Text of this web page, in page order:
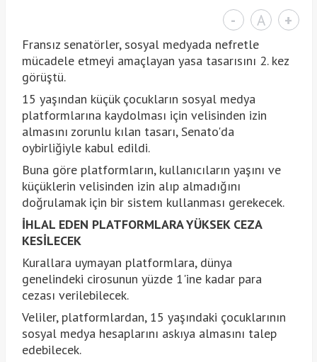
- A +
Fransız senatörler, sosyal medyada nefretle
mücadele etmeyi amaçlayan yasa tasarısını 2. kez
görüştü.
15 yaşından küçük çocukların sosyal medya
platformlarına kaydolması için velisinden izin
almasını zorunlu kılan tasarı, Senato'da
oybirliğiyle kabul edildi.
Buna göre platformların, kullanıcıların yaşını ve
küçüklerin velisinden izin alıp almadığını
doğrulamak için bir sistem kullanması gerekecek.
İHLAL EDEN PLATFORMLARA YÜKSEK CEZA
KESİLECEK
Kurallara uymayan platformlara, dünya
genelindeki cirosunun yüzde 1'ine kadar para
cezası verilebilecek.
Veliler, platformlardan, 15 yaşındaki çocuklarının
sosyal medya hesaplarını askıya almasını talep
edebilecek.